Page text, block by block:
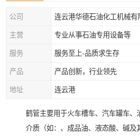
公司 连云港华德石油化工机械有
主营 专业从事石油专用设备等
服务 服务至上-品质求生存
产品 产品创新，行业领先
地址 连云港
鹤管主要用于火车槽车、汽车罐车、
介质（如：、成品油、液态酸、碱及